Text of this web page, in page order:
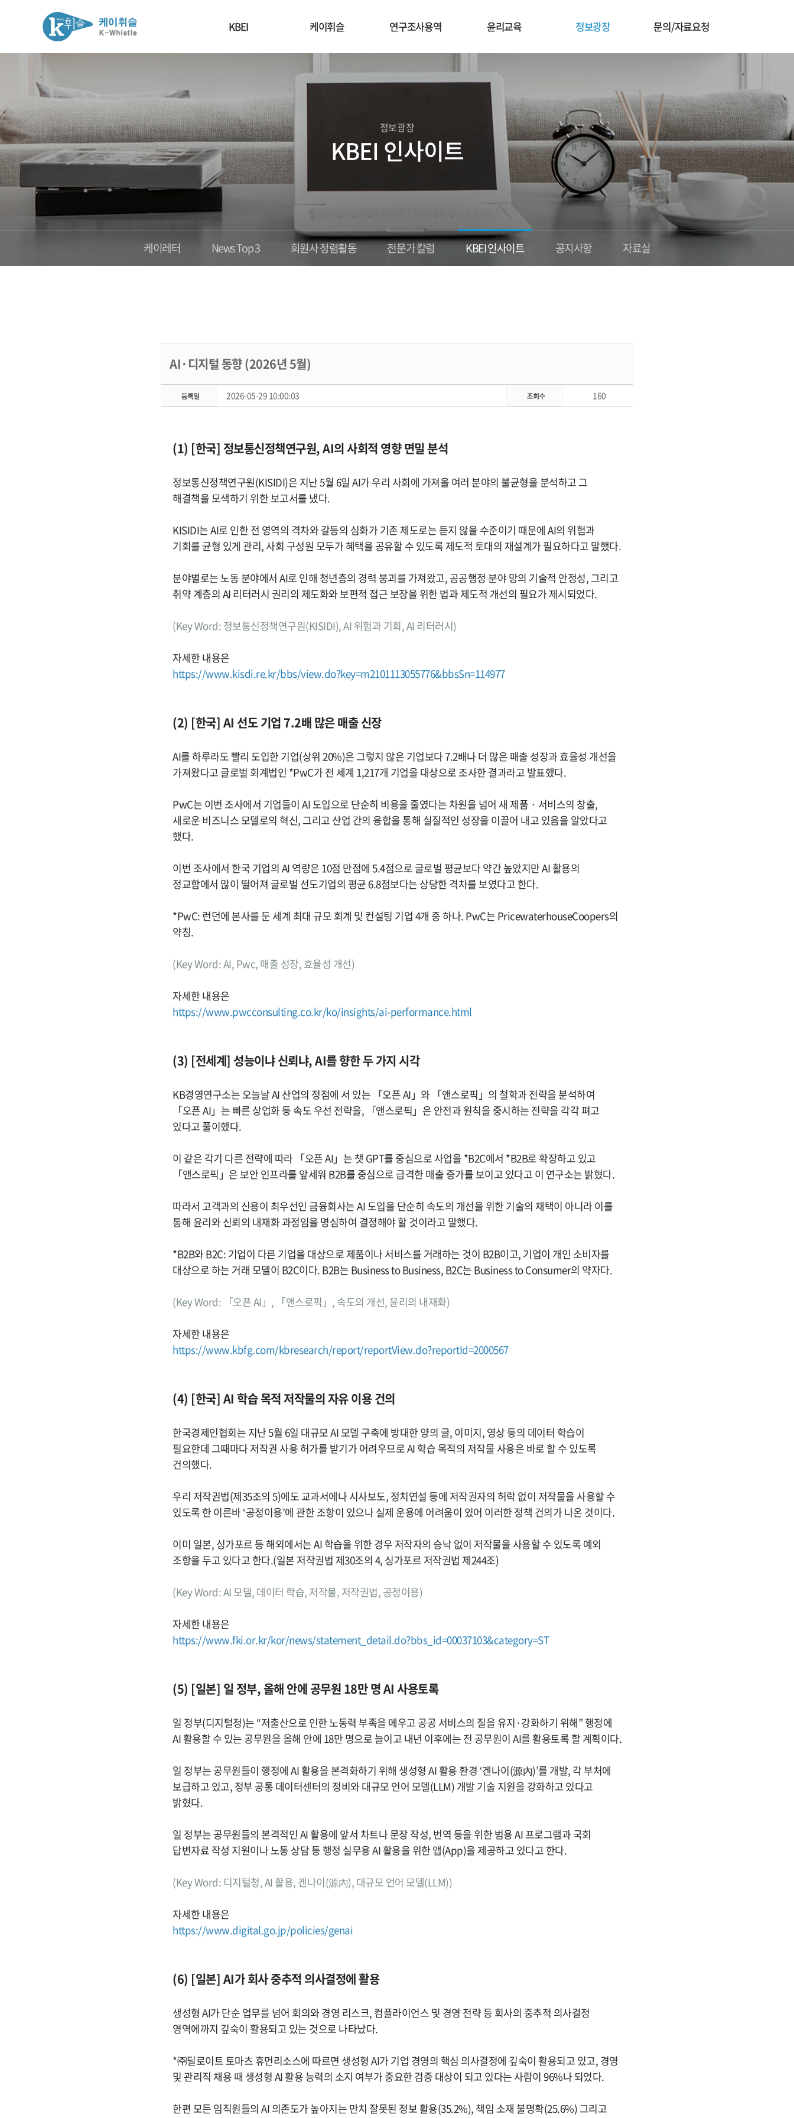
KBEI 케이휘슬 연구조사용역 윤리교육 정보광장 문의/자료요청
정보광장
KBEI 인사이트
케이레터 News Top 3 회원사 청렴활동 전문가 칼럼 KBEI 인사이트 공지사항 자료실
AI·디지털 동향 (2026년 5월)
2026-05-29 10:00:03 160
(1) [한국] 정보통신정책연구원, AI의 사회적 영향 면밀 분석
정보통신정책연구원(KISIDI)은 지난 5월 6일 AI가 우리 사회에 가져올 여러 분야의 불균형을 분석하고 그
해결책을 모색하기 위한 보고서를 냈다.
KISIDI는 AI로 인한 전 영역의 격차와 갈등의 심화가 기존 제도로는 듣지 않을 수준이기 때문에 AI의 위험과
기회를 균형 있게 관리, 사회 구성원 모두가 혜택을 공유할 수 있도록 제도적 토대의 재설계가 필요하다고 말했다.
분야별로는 노동 분야에서 AI로 인해 청년층의 경력 붕괴를 가져왔고, 공공행정 분야 망의 기술적 안정성, 그리고
취약 계층의 AI 리터러시 권리의 제도화와 보편적 접근 보장을 위한 법과 제도적 개선의 필요가 제시되었다.
(Key Word: 정보통신정책연구원(KISIDI), AI 위험과 기회, AI 리터러시)
자세한 내용은
https://www.kisdi.re.kr/bbs/view.do?key=m2101113055776&bbsSn=114977
(2) [한국] AI 선도 기업 7.2배 많은 매출 신장
AI를 하루라도 빨리 도입한 기업(상위 20%)은 그렇지 않은 기업보다 7.2배나 더 많은 매출 성장과 효율성 개선을
가져왔다고 글로벌 회계법인 *PwC가 전 세계 1,217개 기업을 대상으로 조사한 결과라고 발표했다.
PwC는 이번 조사에서 기업들이 AI 도입으로 단순히 비용을 줄였다는 차원을 넘어 새 제품 · 서비스의 창출,
새로운 비즈니스 모델로의 혁신, 그리고 산업 간의 융합을 통해 실질적인 성장을 이끌어 내고 있음을 알았다고
했다.
이번 조사에서 한국 기업의 AI 역량은 10점 만점에 5.4점으로 글로벌 평균보다 약간 높았지만 AI 활용의
정교함에서 많이 떨어져 글로벌 선도기업의 평균 6.8점보다는 상당한 격차를 보였다고 한다.
*PwC: 런던에 본사를 둔 세계 최대 규모 회계 및 컨설팅 기업 4개 중 하나. PwC는 PricewaterhouseCoopers의
약칭.
(Key Word: AI, Pwc, 매출 성장, 효율성 개선)
자세한 내용은
https://www.pwcconsulting.co.kr/ko/insights/ai-performance.html
(3) [전세계] 성능이냐 신뢰냐, AI를 향한 두 가지 시각
KB경영연구소는 오늘날 AI 산업의 정점에 서 있는 「오픈 AI」와 「앤스로픽」의 철학과 전략을 분석하여
「오픈 AI」는 빠른 상업화 등 속도 우선 전략을, 「앤스로픽」은 안전과 원칙을 중시하는 전략을 각각 펴고
있다고 풀이했다.
이 같은 각기 다른 전략에 따라 「오픈 AI」는 챗 GPT를 중심으로 사업을 *B2C에서 *B2B로 확장하고 있고
「앤스로픽」은 보안 인프라를 앞세워 B2B를 중심으로 급격한 매출 증가를 보이고 있다고 이 연구소는 밝혔다.
따라서 고객과의 신용이 최우선인 금융회사는 AI 도입을 단순히 속도의 개선을 위한 기술의 채택이 아니라 이를
통해 윤리와 신뢰의 내재화 과정임을 명심하여 결정해야 할 것이라고 말했다.
*B2B와 B2C: 기업이 다른 기업을 대상으로 제품이나 서비스를 거래하는 것이 B2B이고, 기업이 개인 소비자를
대상으로 하는 거래 모델이 B2C이다. B2B는 Business to Business, B2C는 Business to Consumer의 약자다.
(Key Word: 「오픈 AI」, 「앤스로픽」, 속도의 개선, 윤리의 내재화)
자세한 내용은
https://www.kbfg.com/kbresearch/report/reportView.do?reportId=2000567
(4) [한국] AI 학습 목적 저작물의 자유 이용 건의
한국경제인협회는 지난 5월 6일 대규모 AI 모델 구축에 방대한 양의 글, 이미지, 영상 등의 데이터 학습이
필요한데 그때마다 저작권 사용 허가를 받기가 어려우므로 AI 학습 목적의 저작물 사용은 바로 할 수 있도록
건의했다.
우리 저작권법(제35조의 5)에도 교과서에나 시사보도, 정치연설 등에 저작권자의 허락 없이 저작물을 사용할 수
있도록 한 이른바 ‘공정이용’에 관한 조항이 있으나 실제 운용에 어려움이 있어 이러한 정책 건의가 나온 것이다.
이미 일본, 싱가포르 등 해외에서는 AI 학습을 위한 경우 저작자의 승낙 없이 저작물을 사용할 수 있도록 예외
조항을 두고 있다고 한다.(일본 저작권법 제30조의 4, 싱가포르 저작권법 제244조)
(Key Word: AI 모델, 데이터 학습, 저작물, 저작권법, 공정이용)
자세한 내용은
https://www.fki.or.kr/kor/news/statement_detail.do?bbs_id=00037103&category=ST
(5) [일본] 일 정부, 올해 안에 공무원 18만 명 AI 사용토록
일 정부(디지털청)는 “저출산으로 인한 노동력 부족을 메우고 공공 서비스의 질을 유지·강화하기 위해” 행정에
AI 활용할 수 있는 공무원을 올해 안에 18만 명으로 늘이고 내년 이후에는 전 공무원이 AI를 활용토록 할 계획이다.
일 정부는 공무원들이 행정에 AI 활용을 본격화하기 위해 생성형 AI 활용 환경 ‘겐나이(源內)’를 개발, 각 부처에
보급하고 있고, 정부 공통 데이터센터의 정비와 대규모 언어 모델(LLM) 개발 기술 지원을 강화하고 있다고
밝혔다.
일 정부는 공무원들의 본격적인 AI 활용에 앞서 차트나 문장 작성, 번역 등을 위한 범용 AI 프로그램과 국회
답변자료 작성 지원이나 노동 상담 등 행정 실무용 AI 활용을 위한 앱(App)을 제공하고 있다고 한다.
(Key Word: 디지털청, AI 활용, 겐나이(源內), 대규모 언어 모델(LLM))
자세한 내용은
https://www.digital.go.jp/policies/genai
(6) [일본] AI가 회사 중추적 의사결정에 활용
생성형 AI가 단순 업무를 넘어 회의와 경영 리스크, 컴플라이언스 및 경영 전략 등 회사의 중추적 의사결정
영역에까지 깊숙이 활용되고 있는 것으로 나타났다.
*㈜딜로이트 토마츠 휴먼리소스에 따르면 생성형 AI가 기업 경영의 핵심 의사결정에 깊숙이 활용되고 있고, 경영
및 관리직 채용 때 생성형 AI 활용 능력의 소지 여부가 중요한 검증 대상이 되고 있다는 사람이 96%나 되었다.
한편 모든 임직원들의 AI 의존도가 높아지는 만치 잘못된 정보 활용(35.2%), 책임 소재 불명확(25.6%) 그리고